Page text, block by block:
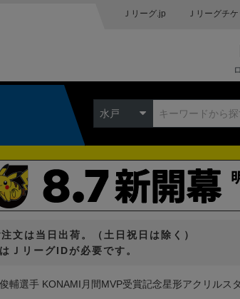
Ｊリーグ.jp Ｊリーグチケ
水戸
文は当日出荷。（土日祝日は除く）
ＪリーグIDが必要です。
輔選手 KONAMI月間MVP受賞記念星形アクリルス